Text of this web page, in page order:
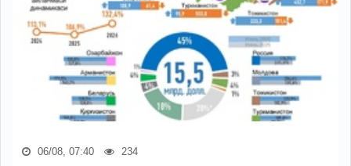
06/08, 07:40 234